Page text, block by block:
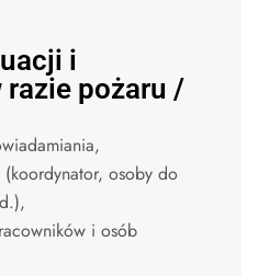
i
pożaru /
osoby do
i osób